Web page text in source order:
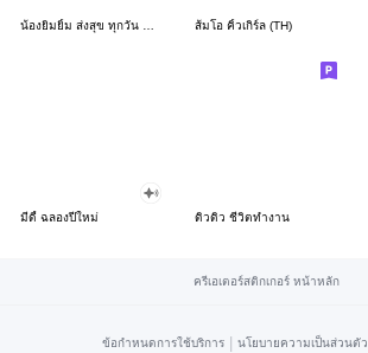
น้องยิมยิ้ม ส่งสุข ทุกวัน CutePastel THA ส้มโอ คิ้วเกิร์ล (TH)
มีดี้ ฉลองปีใหม่ ดิวดิว ชีวิตทำงาน
ครีเอเตอร์สติกเกอร์ หน้าหลัก
ข้อกำหนดการใช้บริการ | นโยบายความเป็นส่วนตัว